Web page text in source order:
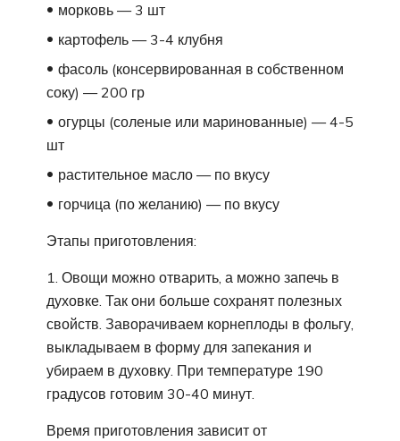
морковь — 3 шт
картофель — 3-4 клубня
фасоль (консервированная в собственном
соку) — 200 гр
огурцы (соленые или маринованные) — 4-5
шт
растительное масло — по вкусу
горчица (по желанию) — по вкусу
Этапы приготовления:
1. Овощи можно отварить, а можно запечь в
духовке. Так они больше сохранят полезных
свойств. Заворачиваем корнеплоды в фольгу,
выкладываем в форму для запекания и
убираем в духовку. При температуре 190
градусов готовим 30-40 минут.
Время приготовления зависит от